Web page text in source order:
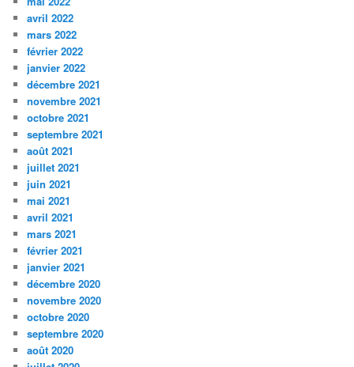
avril 2022
mars 2022
février 2022
janvier 2022
décembre 2021
novembre 2021
octobre 2021
septembre 2021
août 2021
juillet 2021
juin 2021
mai 2021
avril 2021
mars 2021
février 2021
janvier 2021
décembre 2020
novembre 2020
octobre 2020
septembre 2020
août 2020